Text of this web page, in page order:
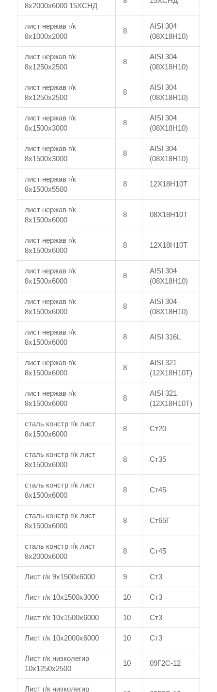
8x2000x6000 15ХСНД
лист нержав г/к
8x1000x2000
8
AISI 304
(08Х18Н10)
лист нержав г/к
8x1250x2500
8
AISI 304
(08Х18Н10)
лист нержав г/к
8x1250x2500
8
AISI 304
(08Х18Н10)
лист нержав г/к
8x1500x3000
8
AISI 304
(08Х18Н10)
лист нержав г/к
8x1500x3000
8
AISI 304
(08Х18Н10)
лист нержав г/к
8x1500x5500
8 12Х18Н10Т
лист нержав г/к
8x1500x6000
8 08Х18Н10Т
лист нержав г/к
8x1500x6000
8 12Х18Н10Т
лист нержав г/к
8x1500x6000
8
AISI 304
(08Х18Н10)
лист нержав г/к
8x1500x6000
8
AISI 304
(08Х18Н10)
лист нержав г/к
8x1500x6000
8 AISI 316L
лист нержав г/к
8x1500x6000
8
AISI 321
(12Х18Н10Т)
лист нержав г/к
8x1500x6000
8
AISI 321
(12Х18Н10Т)
сталь констр г/к лист
8x1500x6000
8 Ст20
сталь констр г/к лист
8x1500x6000
8 Ст35
сталь констр г/к лист
8x1500x6000
8 Ст45
сталь констр г/к лист
8x1500x6000
8 Ст65Г
сталь констр г/к лист
8x2000x6000
8 Ст45
Лист г/к 9x1500x6000 9 Ст3
Лист г/к 10x1500x3000 10 Ст3
Лист г/к 10x1500x6000 10 Ст3
Лист г/к 10x2000x6000 10 Ст3
Лист г/к низколегир
10x1250x2500
10 09Г2С-12
Лист г/к низколегир